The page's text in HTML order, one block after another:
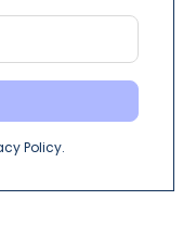
Policy.